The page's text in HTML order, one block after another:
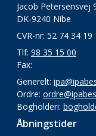
Jacob Petersensvej
DK-9240 Nibe
CVR-nr: 52 74 34 19
Tlf: 98 35 15 00
Fax:
Generelt:
Ordre:
Bogholderi:
Åbningstider